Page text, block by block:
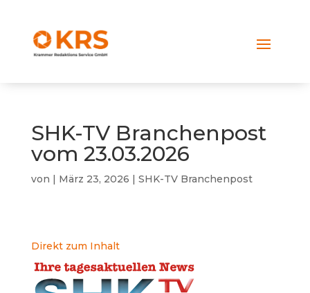
SHK-TV Branchenpost
vom 23.03.2026
von | März 23, 2026 | SHK-TV Branchenpost
Direkt zum Inhalt